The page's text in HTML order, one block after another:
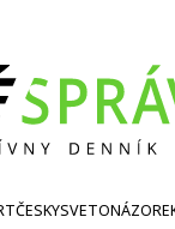
ČESKYSVETONÁZOR